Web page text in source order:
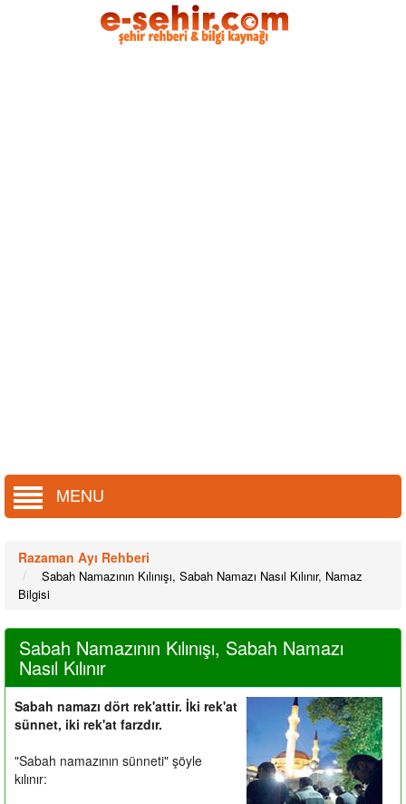
MENU
Razaman Ayı Rehberi
Sabah Namazının Kılınışı, Sabah Namazı Nasıl Kılınır, Namaz
Bilgisi
Sabah Namazının Kılınışı, Sabah Namazı
Nasıl Kılınır
Sabah namazı dört rek'attir. İki rek'at
sünnet, iki rek'at farzdır.
"Sabah namazının sünneti" şöyle
kılınır: